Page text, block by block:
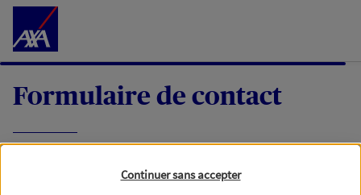
Accéder au Contenu
Formulaire de contact
demande, nous vous répondrons dans les
Continuer sans accepter